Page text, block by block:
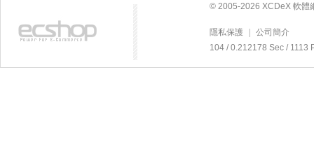
© 2005-2026 XCDeX 軟體
隱私保護
公司簡介
104 / 0.212178 Sec / 1113